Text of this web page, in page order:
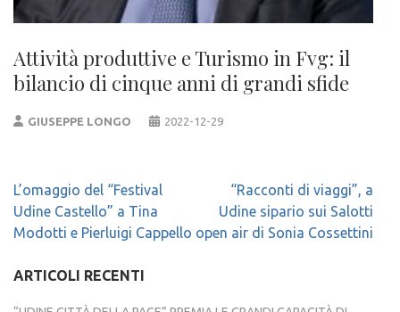
Attività produttive e Turismo in Fvg: il
bilancio di cinque anni di grandi sfide
GIUSEPPE LONGO 2022-12-29
Navigazione
articoli
L’omaggio del “Festival
Udine Castello” a Tina
Modotti e Pierluigi Cappello
“Racconti di viaggi”, a
Udine sipario sui Salotti
open air di Sonia Cossettini
ARTICOLI RECENTI